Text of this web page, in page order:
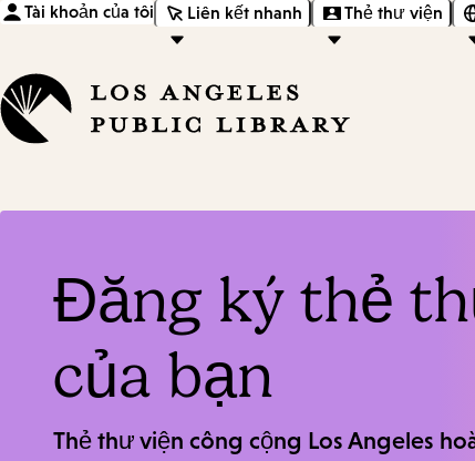
Tài khoản của tôi Liên kết nhanh Thẻ thư viện
Đăng ký thẻ
của bạn
Thẻ thư viện công cộng Los Angeles